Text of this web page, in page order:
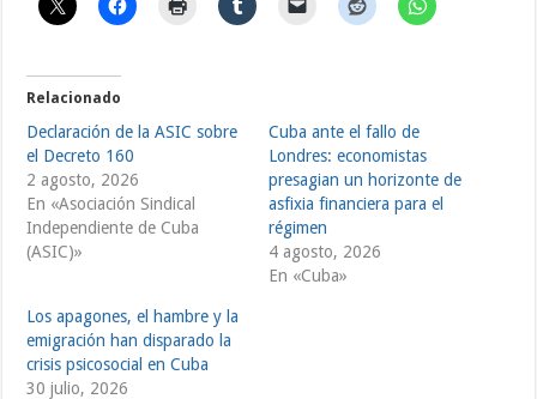
Relacionado
Declaración de la ASIC sobre
el Decreto 160
2 agosto, 2026
En «Asociación Sindical
Independiente de Cuba
(ASIC)»
Cuba ante el fallo de
Londres: economistas
presagian un horizonte de
asfixia financiera para el
régimen
4 agosto, 2026
En «Cuba»
Los apagones, el hambre y la
emigración han disparado la
crisis psicosocial en Cuba
30 julio, 2026